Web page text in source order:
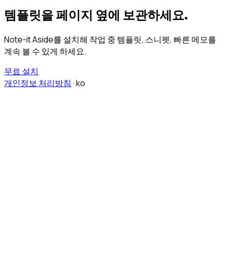
템플릿을 페이지 옆에 보관하세요.
Note-it Aside를 설치해 작업 중 템플릿, 스니펫, 빠른 메모를
계속 볼 수 있게 하세요.
무료 설치
개인정보 처리방침 ·ko